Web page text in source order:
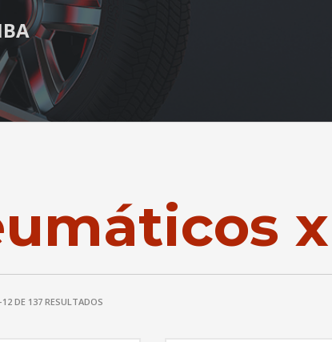
DE 137 RESULTADOS